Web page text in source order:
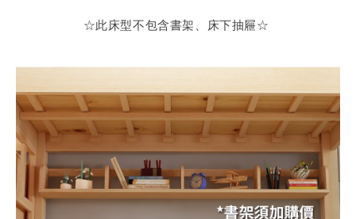
☆此床型不包含書架、床下抽屜☆